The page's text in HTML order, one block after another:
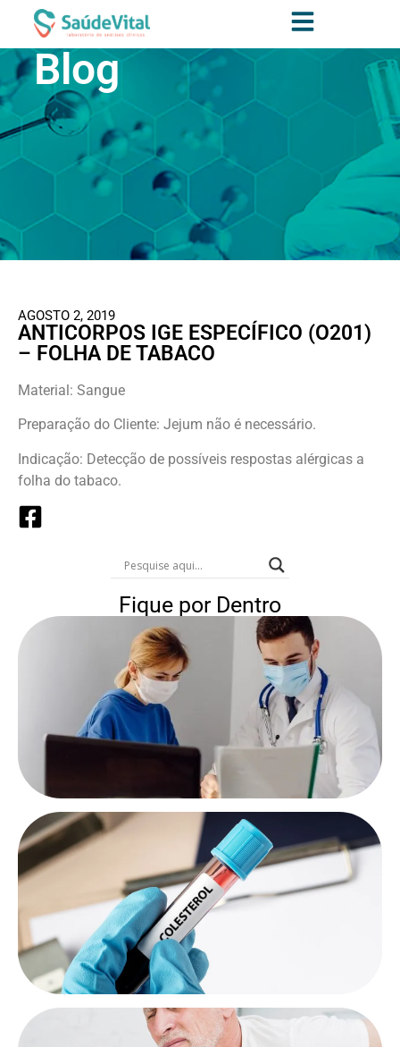
Blog
AGOSTO 2, 2019
ANTICORPOS IGE ESPECÍFICO (O201)
– FOLHA DE TABACO
Material: Sangue
Preparação do Cliente: Jejum não é necessário.
Indicação: Detecção de possíveis respostas alérgicas a
folha do tabaco.
Fique por Dentro